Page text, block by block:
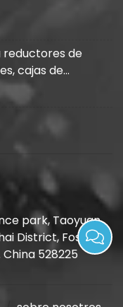
reductores de
cajas de
park, Taoyuan
District, Foshan
China 528225